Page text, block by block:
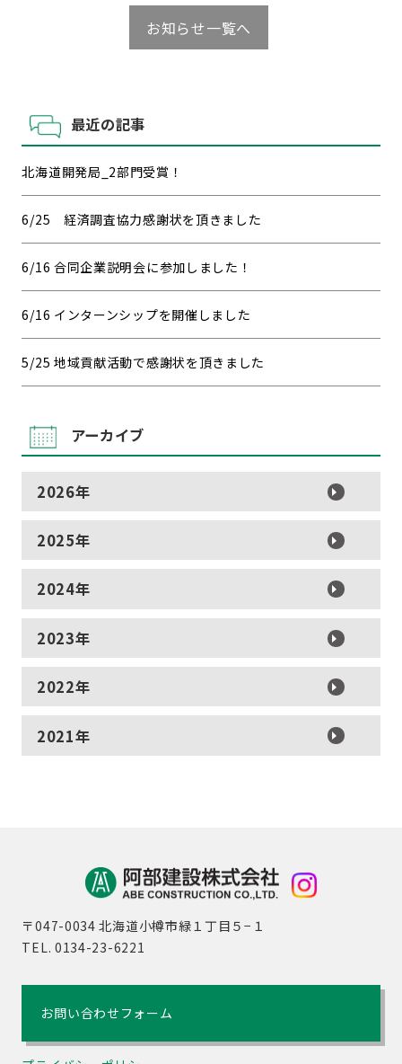
お知らせ一覧へ
最近の記事
北海道開発局_2部門受賞！
6/25 経済調査協力感謝状を頂きました
6/16 合同企業説明会に参加しました！
6/16 インターンシップを開催しました
5/25 地域貢献活動で感謝状を頂きました
アーカイブ
2026年
2025年
2024年
2023年
2022年
2021年
〒047-0034 北海道小樽市緑１丁目５−１
TEL. 0134-23-6221
お問い合わせフォーム